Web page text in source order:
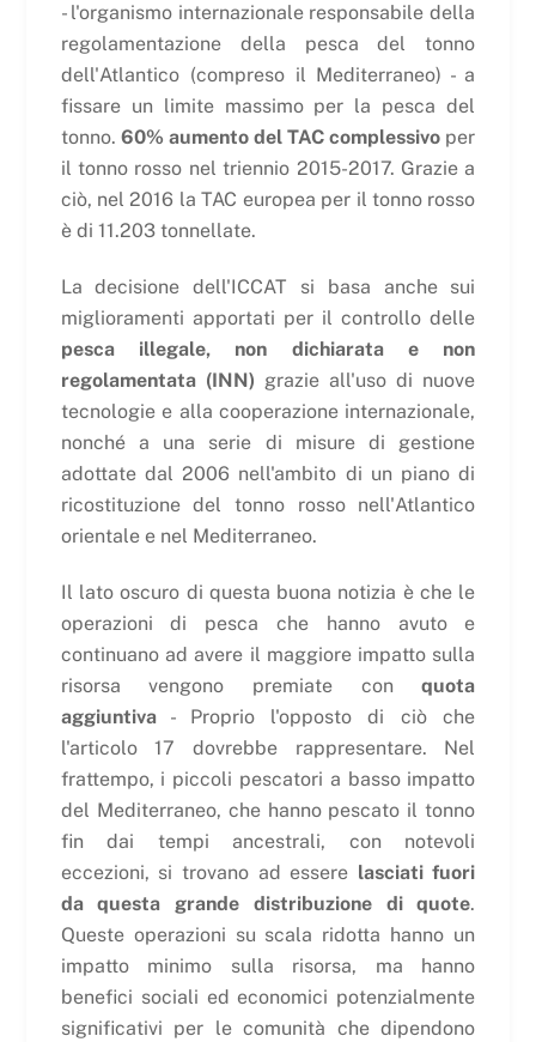
- l'organismo internazionale responsabile della
regolamentazione della pesca del tonno
dell'Atlantico (compreso il Mediterraneo) - a
fissare un limite massimo per la pesca del
tonno. 60% aumento del TAC complessivo per
il tonno rosso nel triennio 2015-2017. Grazie a
ciò, nel 2016 la TAC europea per il tonno rosso
è di 11.203 tonnellate.
La decisione dell'ICCAT si basa anche sui
miglioramenti apportati per il controllo delle
pesca illegale, non dichiarata e non
regolamentata (INN) grazie all'uso di nuove
tecnologie e alla cooperazione internazionale,
nonché a una serie di misure di gestione
adottate dal 2006 nell'ambito di un piano di
ricostituzione del tonno rosso nell'Atlantico
orientale e nel Mediterraneo.
Il lato oscuro di questa buona notizia è che le
operazioni di pesca che hanno avuto e
continuano ad avere il maggiore impatto sulla
risorsa vengono premiate conquota
aggiuntiva- Proprio l'opposto di ciò che
l'articolo 17 dovrebbe rappresentare. Nel
frattempo, i piccoli pescatori a basso impatto
del Mediterraneo, che hanno pescato il tonno
fin dai tempi ancestrali, con notevoli
eccezioni, si trovano ad essere lasciati fuori
da questa grande distribuzione di quote.
Queste operazioni su scala ridotta hanno un
impatto minimo sulla risorsa, ma hanno
benefici sociali ed economici potenzialmente
significativi per le comunità che dipendono